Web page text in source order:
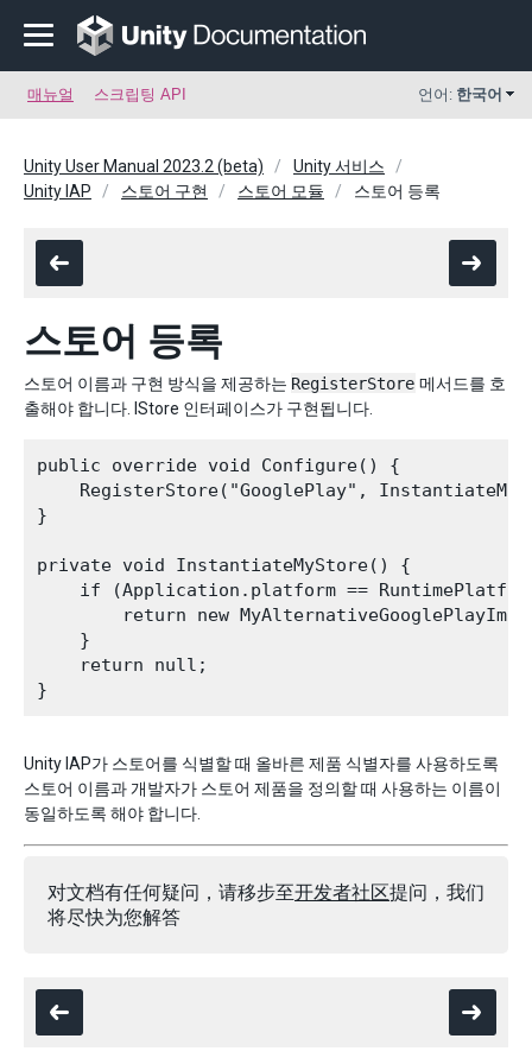
매뉴얼 스크립팅 API 언어: 한국어
Unity User Manual 2023.2 (beta)
Unity 서비스
Unity IAP
스토어 구현 스토어 모듈 스토어 등록
스토어 등록
스토어 이름과 구현 방식을 제공하는 RegisterStore 메서드를 호
출해야 합니다. IStore 인터페이스가 구현됩니다.
public override void Configure() {
RegisterStore("GooglePlay",
}
private void InstantiateMyStore() {
if (Application.platform ==
return new
    }
    return null;
Unity IAP가 스토어를 식별할 때 올바른 제품 식별자를 사용하도록
스토어 이름과 개발자가 스토어 제품을 정의할 때 사용하는 이름이
동일하도록 해야 합니다.
对文档有任何疑问，请移步至开发者社区提问，我们
将尽快为您解答